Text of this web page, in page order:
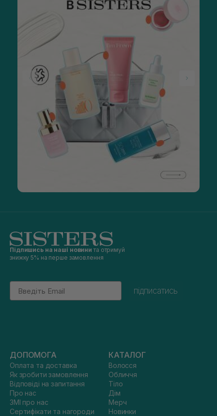
Підпишись на наші новини та отримуй
знижку 5% на перше замовлення
Email
підписатись
ДОПОМОГА
Оплата та доставка
Як зробити замовлення
Відповіді на запитання
Про нас
ЗМІ про нас
Сертифікати та нагороди
КАТАЛОГ
Волосся
Обличчя
Тіло
Дім
Мерч
Новинки